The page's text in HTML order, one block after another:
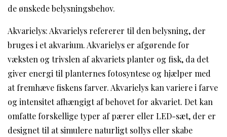
de ønskede belysningsbehov.
Akvarielys: Akvarielys refererer til den belysning, der
bruges i et akvarium. Akvarielys er afgørende for
væksten og trivslen af akvariets planter og fisk, da det
giver energi til planternes fotosyntese og hjælper med
at fremhæve fiskens farver. Akvarielys kan variere i farve
og intensitet afhængigt af behovet for akvariet. Det kan
omfatte forskellige typer af pærer eller LED-sæt, der er
designet til at simulere naturligt sollys eller skabe